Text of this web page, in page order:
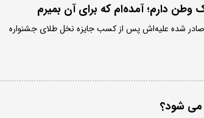
دارم؛ آمده‌ام که برای آن بمیرم
صادر شده علیه‌اش پس از کسب جایزه نخل طلای جشنواره
می شود؟